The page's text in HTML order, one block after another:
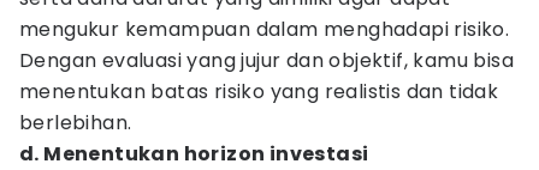
mengukur kemampuan dalam menghadapi risiko.
Dengan evaluasi yang jujur dan objektif, kamu bisa
menentukan batas risiko yang realistis dan tidak
berlebihan.
d. Menentukan horizon investasi